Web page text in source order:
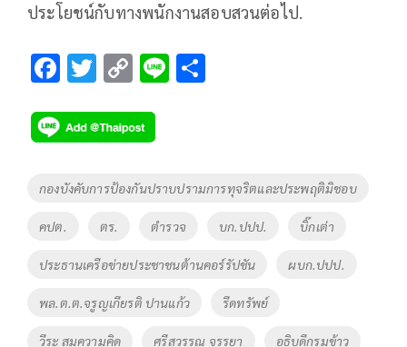
ประโยชน์กับทางพนักงานสอบสวนต่อไป.
F
e
b
o
k
T
tt
er
C
p
y
Li
Li
Tags
กองบังคับการป้องกันปราบปรามการทุจริตและประพฤติมิชอบ
คปต. ตร. ตำรวจ บก.ปปป. บิ๊กเต่า
ประธานเครือข่ายประชาชนต้านคอร์รัปชัน ผบก.ปปป.
พล.ต.ต.จรูญเกียรติ ปานแก้ว รีดทรัพย์
วีระ สมความคิด ศรีสุวรรณ จรรยา อธิบดีกรมข้าว